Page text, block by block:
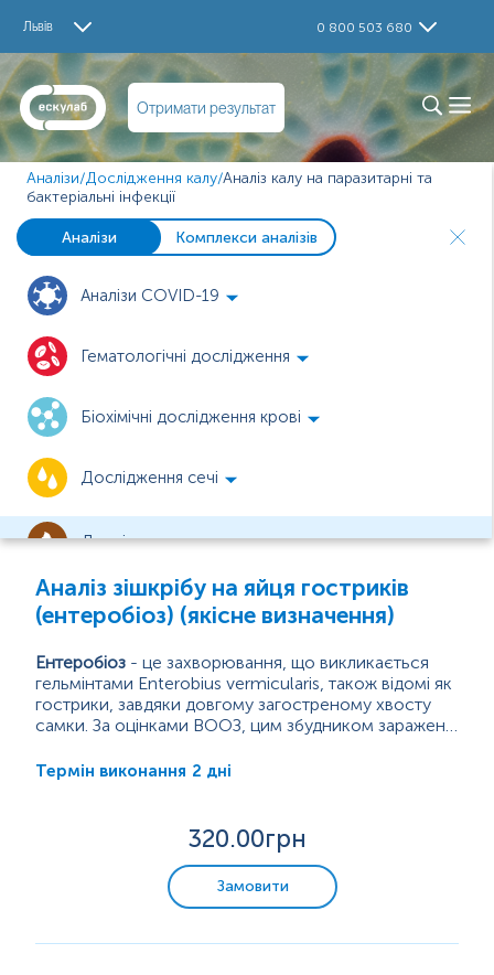
Львів 0 800 503 680
Отримати результат
Аналізи/Дослідження калу/Аналіз калу на паразитарні та
бактеріальні інфекції
Аналізи Комплекси аналізів
Аналізи COVID-19
Гематологічні дослідження
Біохімічні дослідження крові
Дослідження сечі
Дослідження калу
Загальний аналіз калу/копрограма
бактеріальні інфекції
Аналіз калу на приховану кров,
кальпротектин
Дослідження сперми
Інфекційні захворювання
Урогенітальні інфекції
Аналіз зішкрібу на яйця гостриків
(ентеробіоз) (якісне визначення)
Ентеробіоз - це захворювання, що викликається
гельмінтами Enterobius vermicularis, також відомі як
гострики, завдяки довгому загостреному хвосту
самки. За оцінками ВООЗ, цим збудником заражено
найпоширенішим з гельмінтозів.
розміщується в сліпій кишці. Самки мають розміри
анального отвору,...
Термін виконання 2 дні
320.00грн
Замовити